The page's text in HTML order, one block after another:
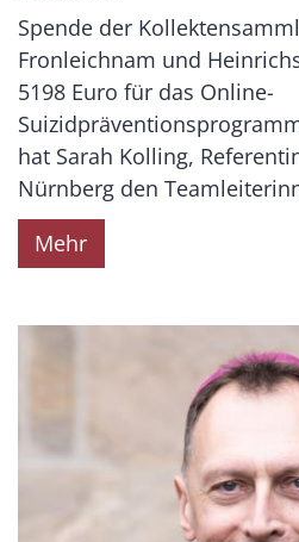
Spende der
Fronleichnam und
5198 Euro für das Online-
hat Sarah Kolling,
Nürnberg den
Mehr